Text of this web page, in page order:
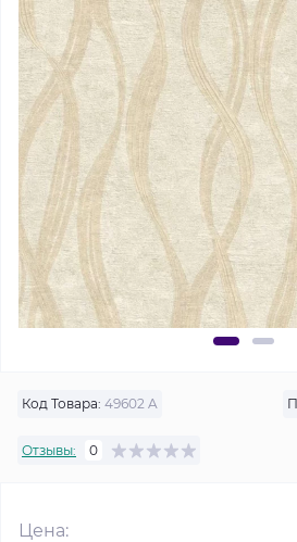
Код Товара: 49602 A
Отзывы: 0
Цена: